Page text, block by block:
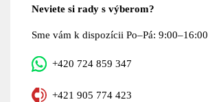
Neviete si rady s výberom?
Sme vám k dispozícii Po–Pá: 9:00–16:00
+420 724 859 347
+421 905 774 423